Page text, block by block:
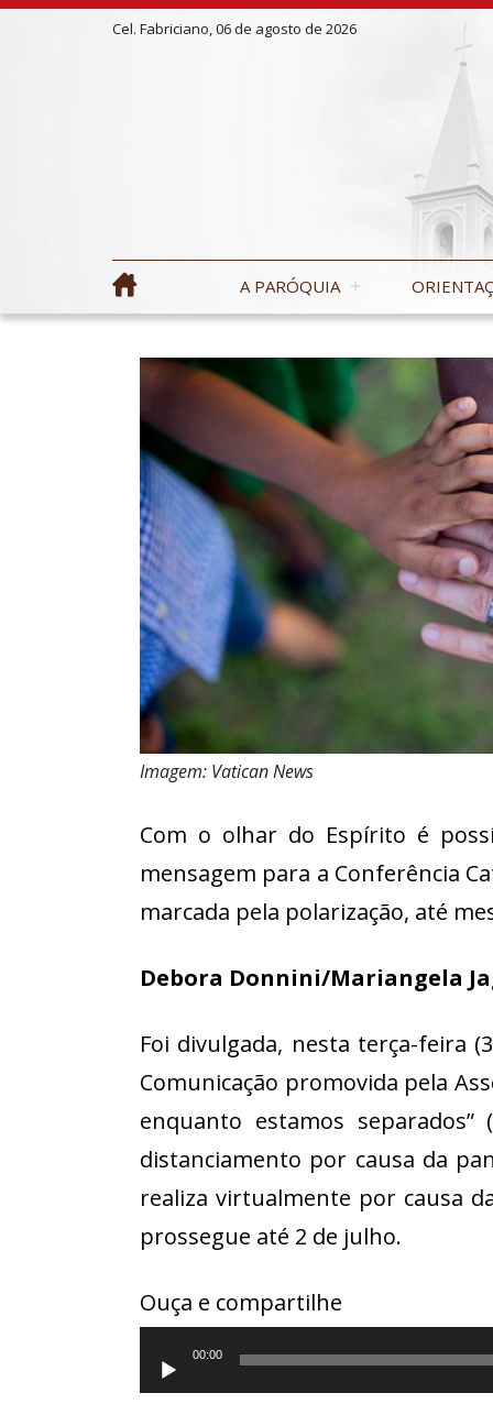
Cel. Fabriciano, 06 de agosto de 2026
A PARÓQUIA
Imagem: Vatican News
Com o olhar do Espírito é
mensagem para a Conferência
marcada pela polarização, até
Debora Donnini/Mariangela
Foi divulgada, nesta terça-feira
Comunicação promovida pela
enquanto estamos
distanciamento por causa da
realiza virtualmente por causa
prossegue até 2 de julho.
Ouça e compartilhe
Tocador
de
00:00